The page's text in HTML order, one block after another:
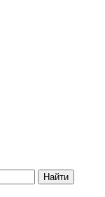
Найти